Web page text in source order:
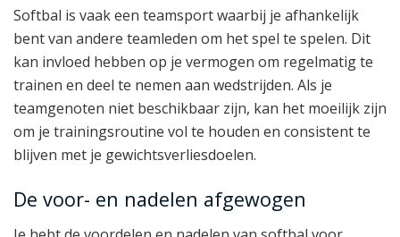
Softbal is vaak een teamsport waarbij je afhankelijk
bent van andere teamleden om het spel te spelen. Dit
kan invloed hebben op je vermogen om regelmatig te
trainen en deel te nemen aan wedstrijden. Als je
teamgenoten niet beschikbaar zijn, kan het moeilijk zijn
om je trainingsroutine vol te houden en consistent te
blijven met je gewichtsverliesdoelen.
De voor- en nadelen afgewogen